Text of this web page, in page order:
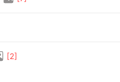
[2]